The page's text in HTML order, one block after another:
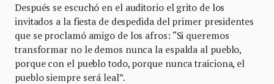
Después se escuchó en el auditorio el grito de los
invitados a la fiesta de despedida del primer presidentes
que se proclamó amigo de los afros: “Si queremos
transformar no le demos nunca la espalda al pueblo,
porque con el pueblo todo, porque nunca traiciona, el
pueblo siempre será leal”.